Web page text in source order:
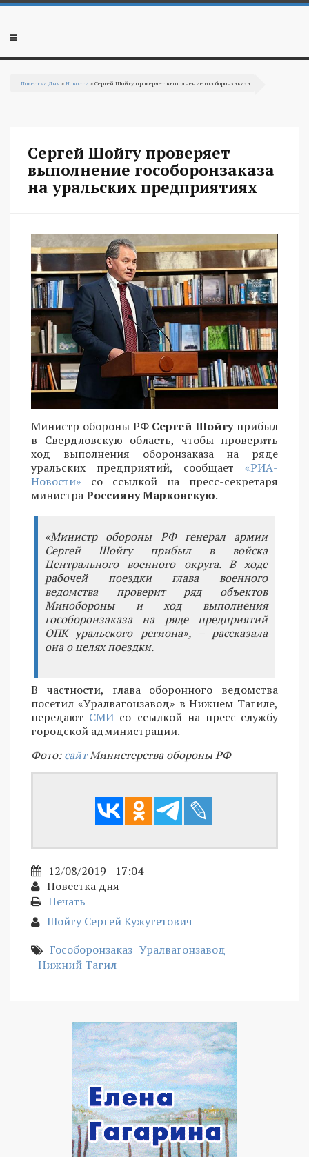
Перейти к основному содержанию
Мобильное
Повестка Дня »Новости » Сергей Шойгу проверяет выполнение гособоронзаказа...
Сергей Шойгу проверяет
выполнение гособоронзаказа
на уральских предприятиях
Министр обороны РФ Сергей Шойгуприбыл
в Свердловскую область, чтобы проверить
ход выполнения оборонзаказа на ряде
уральских предприятий, сообщает «РИА-
Новости» со ссылкой на пресс-секретаря
министраРоссияну Марковскую.
«Министр обороны РФ генерал армии
Сергей Шойгу прибыл в войска
Центрального военного округа. В ходе
рабочей поездки глава военного
ведомства проверит ряд объектов
Минобороны и ход выполнения
гособоронзаказа на ряде предприятий
ОПК уральского региона», – рассказала
она о целях поездки.
В частности, глава оборонного ведомства
посетил «Уралвагонзавод» в Нижнем Тагиле,
передают СМИ со ссылкой на пресс-службу
городской администрации.
Фото:сайтМинистерства обороны РФ
12/08/2019 - 17:04
Повестка дня
Печать
Шойгу Сергей Кужугетович
Гособоронзаказ Уралвагонзавод
Нижний Тагил